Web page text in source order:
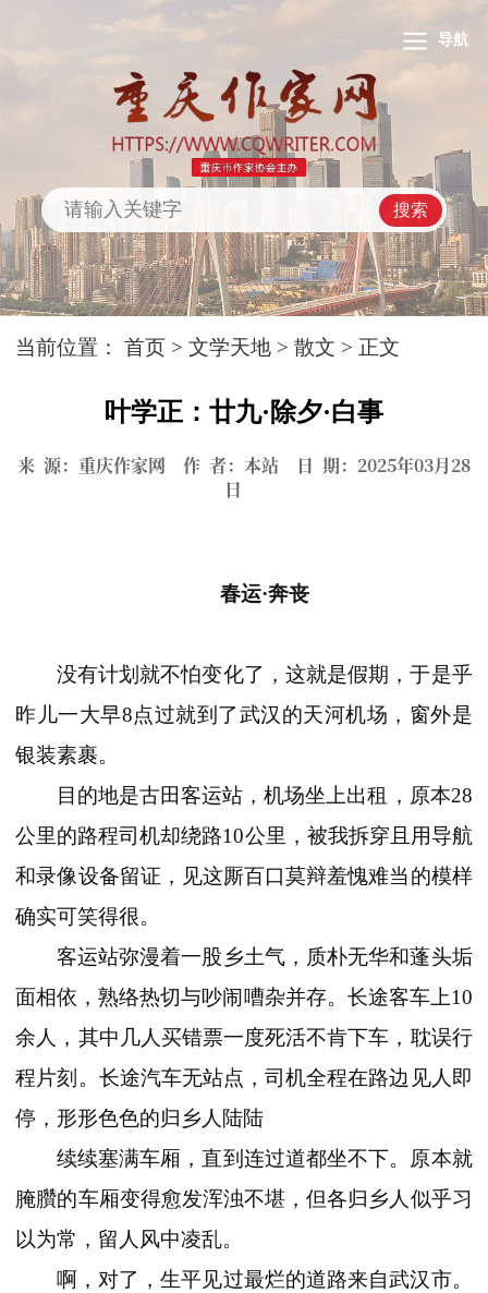
导航
搜索
当前位置：首页 >文学天地 >散文 > 正文
叶学正：廿九·除夕·白事
来 源：重庆作家网 作 者：本站 日 期：2025年03月28
日
春运·奔丧
没有计划就不怕变化了，这就是假期，于是乎
昨儿一大早8点过就到了武汉的天河机场，窗外是
银装素裹。
目的地是古田客运站，机场坐上出租，原本28
公里的路程司机却绕路10公里，被我拆穿且用导航
和录像设备留证，见这厮百口莫辩羞愧难当的模样
确实可笑得很。
客运站弥漫着一股乡土气，质朴无华和蓬头垢
面相依，熟络热切与吵闹嘈杂并存。长途客车上10
余人，其中几人买错票一度死活不肯下车，耽误行
程片刻。长途汽车无站点，司机全程在路边见人即
停，形形色色的归乡人陆陆
续续塞满车厢，直到连过道都坐不下。原本就
腌臢的车厢变得愈发浑浊不堪，但各归乡人似乎习
以为常，留人风中凌乱。
啊，对了，生平见过最烂的道路来自武汉市。